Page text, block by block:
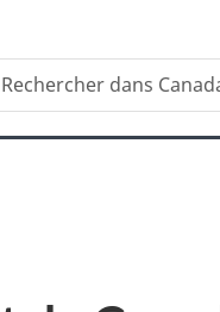
Recherche